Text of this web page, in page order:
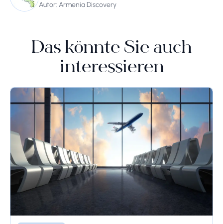
Autor: Armenia Discovery
Das könnte Sie auch
interessieren